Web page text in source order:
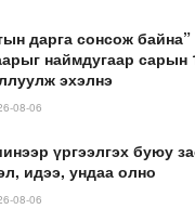
дарга сонсож байна”
наймдугаар сарын
эхэлнэ
08-06
үргээлгэх буюу
идээ, ундаа олно
08-06